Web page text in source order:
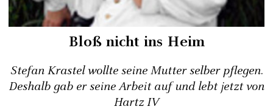
Bloß nicht ins Heim
Stefan Krastel wollte seine Mutter selber pflegen.
Deshalb gab er seine Arbeit auf und lebt jetzt von
Hartz IV